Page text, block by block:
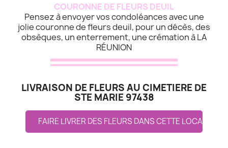
COURONNE DE FLEURS DEUIL
Pensez à envoyer vos condoléances avec une
jolie couronne de fleurs deuil, pour un décès, des
obsèques, un enterrement, une crémation à LA
RÉUNION
LIVRAISON DE FLEURS AU CIMETIERE DE
STE MARIE 97438
FAIRE LIVRER DES FLEURS DANS CETTE LOCALITE